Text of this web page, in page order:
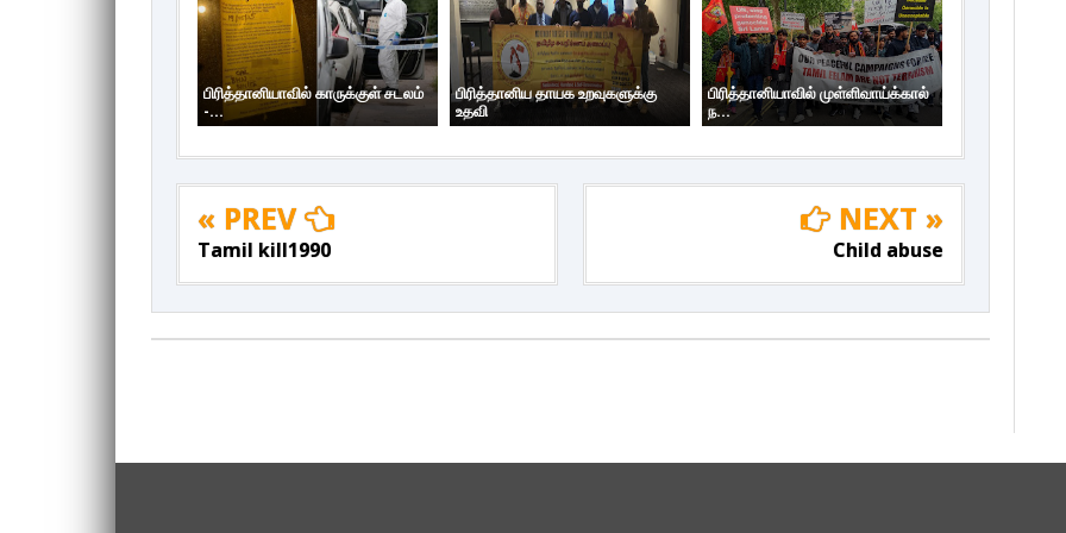
பிரித்தானியாவில் காருக்குள் சடலம்
-...
பிரித்தானிய தாயக உறவுகளுக்கு
உதவி
பிரித்தானியாவில் முள்ளிவாய்க்கால்
ந...
« PREV
Tamil kill1990
NEXT »
Child abuse